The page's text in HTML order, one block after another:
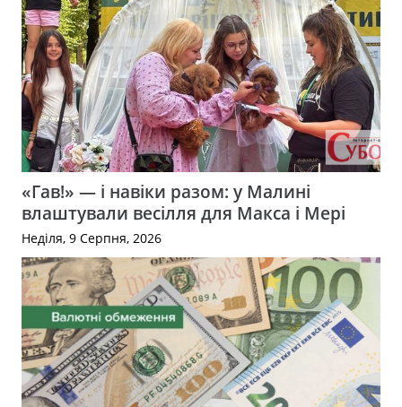
«Гав!» — і навіки разом: у Малині
влаштували весілля для Макса і Мері
Неділя, 9 Серпня, 2026